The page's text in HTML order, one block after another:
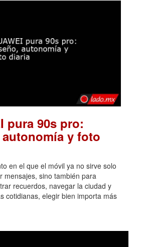
pura 90s pro:
y foto
en el que el móvil ya no sirve solo
mensajes, sino también para
recuerdos, navegar la ciudad y
cotidianas, elegir bien importa más